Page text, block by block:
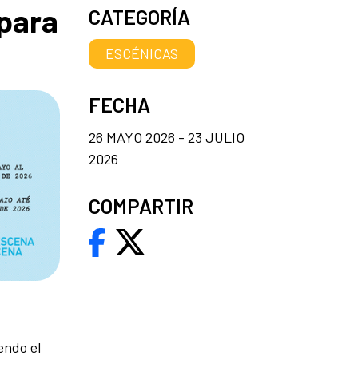
el
CATEGORÍA
ESCÉNICAS
FECHA
26 MAYO 2026 - 23 JULIO
2026
COMPARTIR